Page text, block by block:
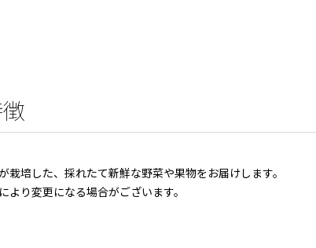
栽培した、採れたて新鮮な野菜や果物をお届けします。
より変更になる場合がございます。